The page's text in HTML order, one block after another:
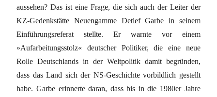
aussehen? Das ist eine Frage, die sich auch der Leiter der
KZ-Gedenkstätte Neuengamme Detlef Garbe in seinem
Einführungsreferat stellte. Er warnte vor einem
»Aufarbeitungsstolz« deutscher Politiker, die eine neue
Rolle Deutschlands in der Weltpolitik damit begründen,
dass das Land sich der NS-Geschichte vorbildlich gestellt
habe. Garbe erinnerte daran, dass bis in die 1980er Jahre